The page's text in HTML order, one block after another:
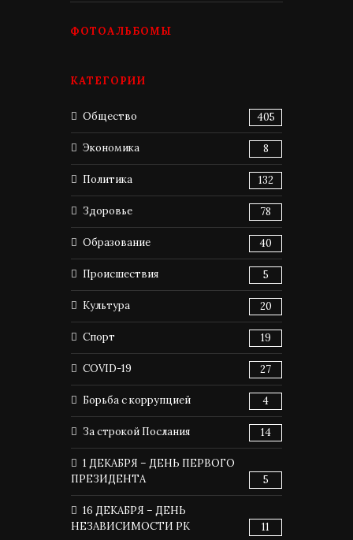
ФОТОАЛЬБОМЫ
КАТЕГОРИИ
Общество 405
Экономика 8
Политика 132
Здоровье 78
Образование 40
Происшествия 5
Культура 20
Спорт 19
COVID-19 27
Борьба с коррупцией 4
За строкой Послания 14
1 ДЕКАБРЯ – ДЕНЬ ПЕРВОГО
ПРЕЗИДЕНТА
5
16 ДЕКАБРЯ – ДЕНЬ
НЕЗАВИСИМОСТИ РК
11